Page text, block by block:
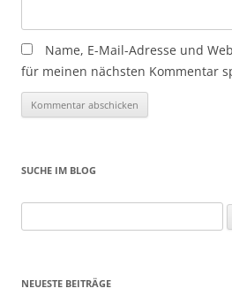
Name, E-Mail-Adresse und
für meinen nächsten Kommentar
SUCHE IM BLOG
nach:
NEUESTE BEITRÄGE